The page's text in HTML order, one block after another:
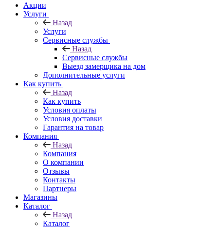
Акции
Услуги
Назад
Услуги
Сервисные службы
Назад
Сервисные службы
Выезд замерщика на дом
Дополнительные услуги
Как купить
Назад
Как купить
Условия оплаты
Условия доставки
Гарантия на товар
Компания
Назад
Компания
О компании
Отзывы
Контакты
Партнеры
Магазины
Каталог
Назад
Каталог